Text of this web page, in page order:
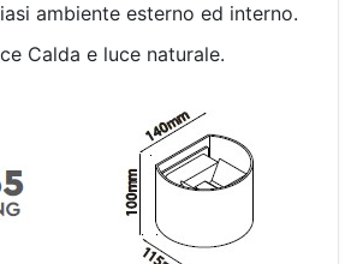
ambiente esterno ed interno.
Calda e luce naturale.